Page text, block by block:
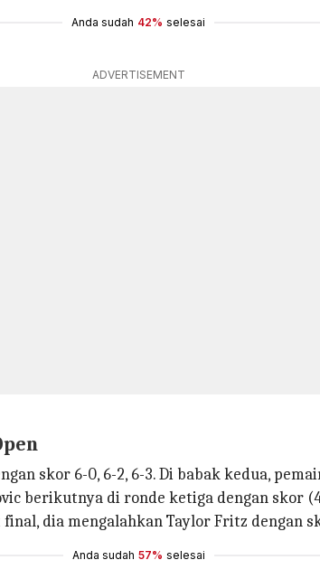
Anda sudah 42% selesai
ADVERTISEMENT
skor 6-0, 6-2, 6-3. Di babak kedua,
berikutnya di ronde ketiga dengan skor
dia mengalahkan Taylor Fritz dengan
Anda sudah 57% selesai